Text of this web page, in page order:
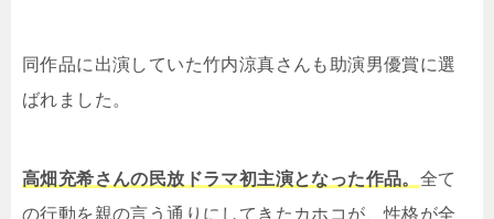
同作品に出演していた竹内涼真さんも助演男優賞に選
ばれました。
高畑充希さんの民放ドラマ初主演となった作品。 全て
の行動を親の言う通りにしてきたカホコが、性格が全